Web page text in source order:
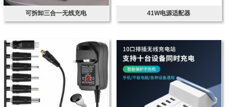
可拆卸三合一无线充电 41W电源适配器